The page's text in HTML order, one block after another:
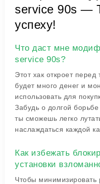
service 90s —
успеху!
Что даст мне
service 90s?
Этот хак откроет
будет много денег и
использовать для
Забудь о долгой
ты сможешь легко
наслаждаться каждой
Как избежать
установки
Чтобы минимизировать